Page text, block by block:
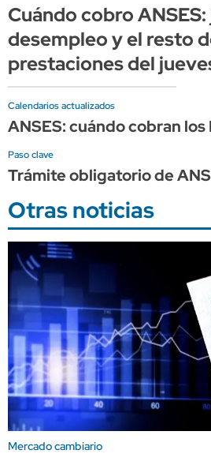
Cuándo cobro
desempleo y el resto
prestaciones del
Calendarios actualizados
ANSES: cuándo cobran
Paso clave
Trámite obligatorio de
Otras noticias
Mercado cambiario